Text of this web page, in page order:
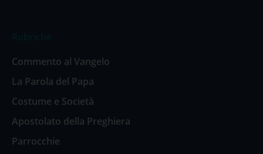
Commento al Vangelo
La Parola del Papa
Costume e Società
Apostolato della Preghiera
Parrocchie